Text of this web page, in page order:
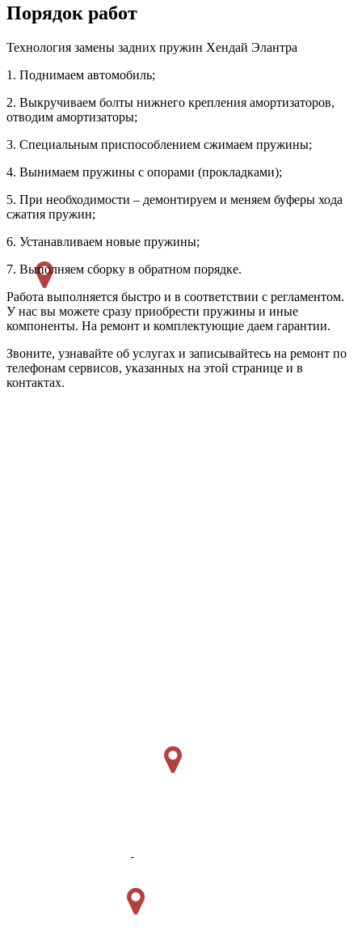
Порядок работ
Технология замены задних пружин Хендай Элантра
1. Поднимаем автомобиль;
2. Выкручиваем болты нижнего крепления амортизаторов,
отводим амортизаторы;
3. Специальным приспособлением сжимаем пружины;
4. Вынимаем пружины с опорами (прокладками);
5. При необходимости – демонтируем и меняем буферы хода
сжатия пружин;
6. Устанавливаем новые пружины;
7. Выполняем сборку в обратном порядке.
Работа выполняется быстро и в соответствии с регламентом.
У нас вы можете сразу приобрести пружины и иные
компоненты. На ремонт и комплектующие даем гарантии.
Звоните, узнавайте об услугах и записывайтесь на ремонт по
телефонам сервисов, указанных на этой странице и в
контактах.